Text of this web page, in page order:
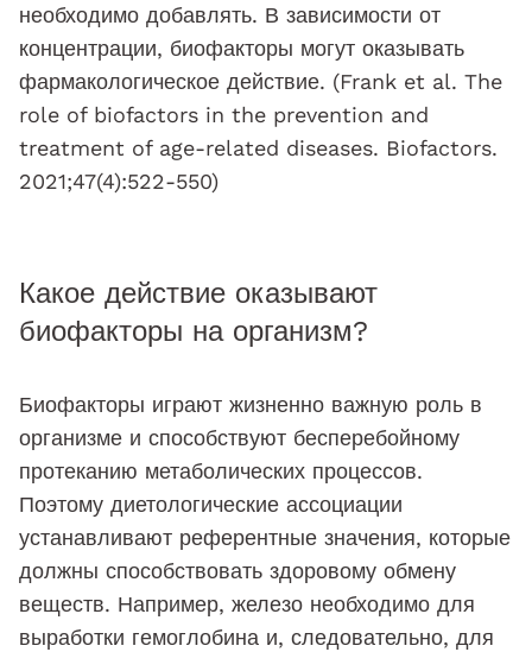
необходимо добавлять. В зависимости от
концентрации, биофакторы могут оказывать
фармакологическое действие. (Frank et al. The
role of biofactors in the prevention and
treatment of age-related diseases. Biofactors.
2021;47(4):522-550)
Какое действие оказывают
биофакторы на организм?
Биофакторы играют жизненно важную роль в
организме и способствуют бесперебойному
протеканию метаболических процессов.
Поэтому диетологические ассоциации
устанавливают референтные значения, которые
должны способствовать здоровому обмену
веществ. Например, железо необходимо для
выработки гемоглобина и, следовательно, для